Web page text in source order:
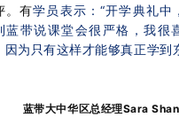
。有学员表示：“开学典礼中
蓝带说课堂会很严格，我很
因为只有这样才能够真正学到
蓝带大中华区总经理Sara